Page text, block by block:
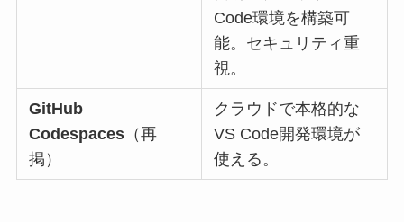
Code環境を構築可
能。セキュリティ重
視。
GitHub
Codespaces （再
掲）
クラウドで本格的な
VS Code開発環境が
使える。